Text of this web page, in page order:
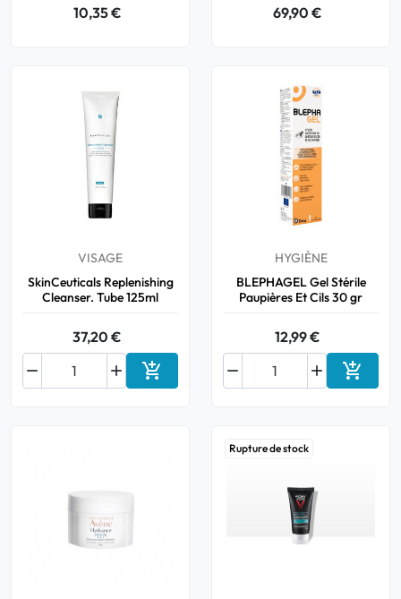
10,35 € 69,90 €
VISAGE
SkinCeuticals Replenishing
Cleanser. Tube 125ml
37,20 €

 Ajouter au panier
HYGIÈNE
BLEPHAGEL Gel Stérile
Paupières Et Cils 30 gr
12,99 €

 
Rupture de stock